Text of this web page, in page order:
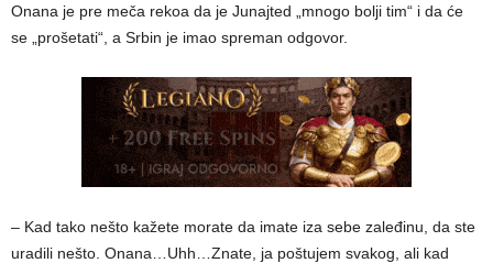
Onana je pre meča rekoa da je Junajted „mnogo bolji tim“ i da će
se „prošetati“, a Srbin je imao spreman odgovor.
– Kad tako nešto kažete morate da imate iza sebe zaleđinu, da ste
uradili nešto. Onana…Uhh…Znate, ja poštujem svakog, ali kad